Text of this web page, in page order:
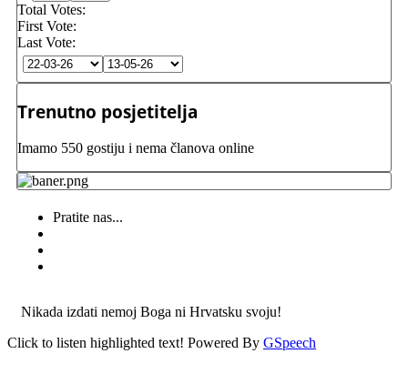
Total Votes:
First Vote:
Last Vote:
Trenutno posjetitelja
Imamo 550 gostiju i nema članova online
Pratite nas...
Nikada izdati nemoj Boga ni Hrvatsku svoju!
Click to listen highlighted text! Powered By GSpeech